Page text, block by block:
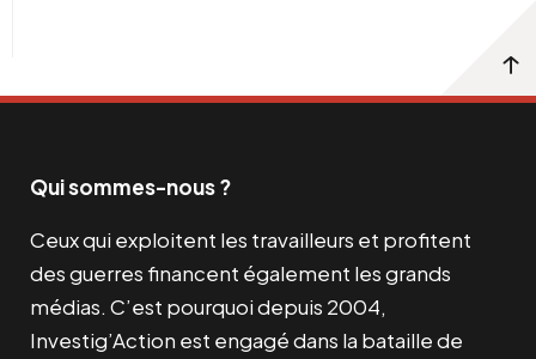
Qui sommes-nous ?
Ceux qui exploitent les travailleurs et profitent
des guerres financent également les grands
médias. C’est pourquoi depuis 2004,
Investig’Action est engagé dans la bataille de